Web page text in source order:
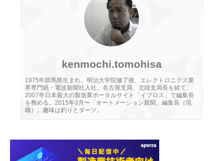
kenmochi.tomohisa
1975年群馬県生まれ。明治大学院修了後、エレクトロニクス業
界専門紙・電波新聞社入社。名古屋支局、北陸支局長を経て、
2007年日本最大の製造業ポータルサイト「イプロス」で編集長
を務める。2015年3月〜「オートメーション新聞」編集長（現
職）。趣味は釣りとダーツ。